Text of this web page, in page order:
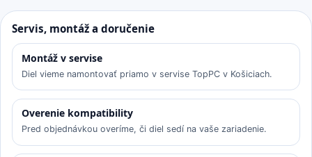
Servis, montáž a doručenie
Montáž v servise
Diel vieme namontovať priamo v servise TopPC v Košiciach.
Overenie kompatibility
Pred objednávkou overíme, či diel sedí na vaše zariadenie.